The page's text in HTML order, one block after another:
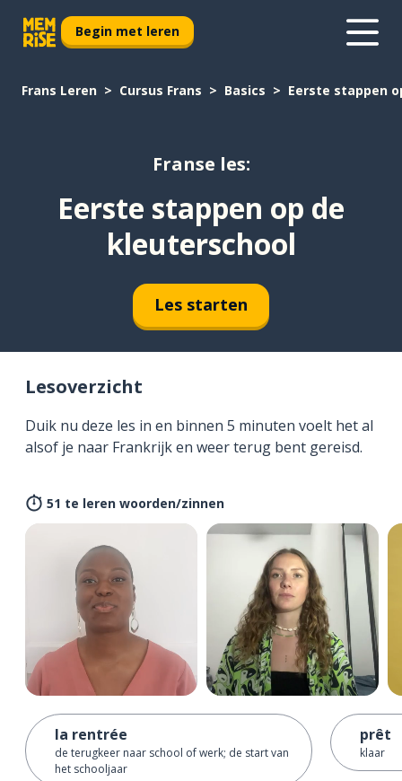
Begin met leren
Frans Leren Cursus Frans Basics Eerste stappen
Franse les:
Eerste stappen op de
kleuterschool
Les starten
Lesoverzicht
Duik nu deze les in en binnen 5 minuten voelt het al
alsof je naar Frankrijk en weer terug bent gereisd.
51 te leren woorden/zinnen
la rentrée
de terugkeer naar school of werk; de start van
het schooljaar
prêt
klaar